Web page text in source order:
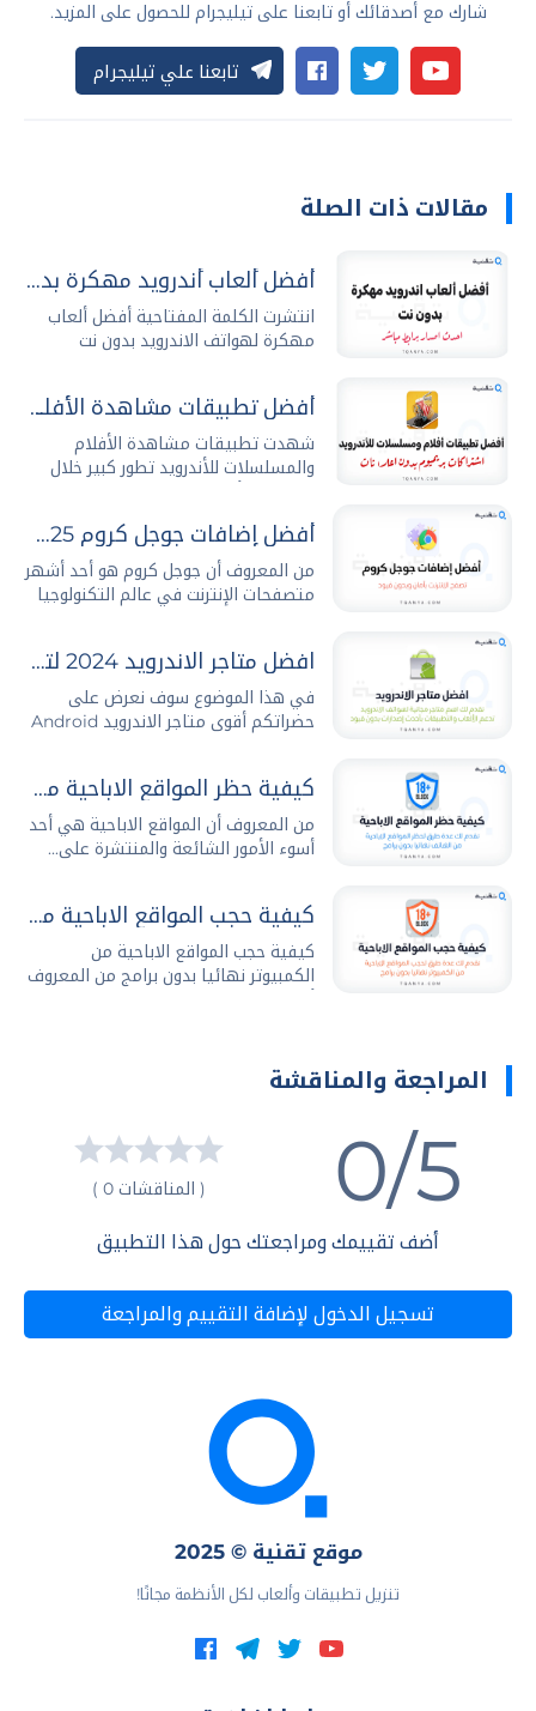
شارك مع أصدقائك أو تابعنا على تيليجرام للحصول على المزيد.
تابعنا علي تيليجرام
مقالات ذات الصلة
أفضل ألعاب أندرويد مهكرة بدون نت 2026 مجاناً
انتشرت الكلمة المفتاحية أفضل ألعاب
مهكرة لهواتف الاندرويد بدون نت
أفضل تطبيقات مشاهدة الأفلام والمسلسلات للأندرويد
شهدت تطبيقات مشاهدة الأفلام
والمسلسلات للأندرويد تطور كبير خلال
أفضل إضافات جوجل كروم 2025 وطريقة تثبيتها وإدارتها بكل سهولة
من المعروف أن جوجل كروم هو أحد أشهر
متصفحات الإنترنت في عالم التكنولوجيا
افضل متاجر الاندرويد 2024 لتحميل التطبيقات والالعاب مجانا
في هذا الموضوع سوف نعرض على
حضراتكم أقوى متاجر الاندرويد Android
كيفية حظر المواقع الاباحية من الهاتف نهائيا بدون برامج
من المعروف أن المواقع الاباحية هي أحد
أسوء الأمور الشائعة والمنتشرة على...
كيفية حجب المواقع الاباحية من الكمبيوتر نهائيا بدون برامج
كيفية حجب المواقع الاباحية من
الكمبيوتر نهائيا بدون برامج من المعروف
المراجعة والمناقشة
0/5 ( المناقشات 0 )
أضف تقييمك ومراجعتك حول هذا التطبيق
تسجيل الدخول لإضافة التقييم والمراجعة
موقع تقنية © 2025
تنزيل تطبيقات وألعاب لكل الأنظمة مجانًا!